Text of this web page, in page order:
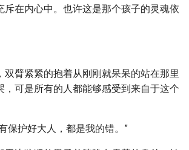
斥在内心中。也许这是那个孩子的灵魂依
双臂紧紧的抱着从刚刚就呆呆的站在那里
，可是所有的人都能够感受到来自于这个
保护好大人，都是我的错。”